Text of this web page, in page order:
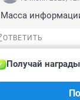
Масса
ОТВЕТИТЬ
18 июня 2023,
На кладбище
Получай